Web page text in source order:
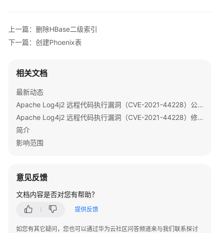
最
践
开
发
指
南
开
南
（LTS
MRS
上一篇：删除HBase二级索引
下一篇：创建Phoenix表
相关文档
最新动态
Apache Log4j2 远程代码执行漏洞（CVE-2021-44228）公告
Apache Log4j2 远程代码执行漏洞（CVE-2021-44228）修复指导
简介
影响范围
意见反馈
文档内容是否对您有帮助？
提供反馈
如您有其它疑问，您也可以通过华为云社区问答频道来与我们联系探讨